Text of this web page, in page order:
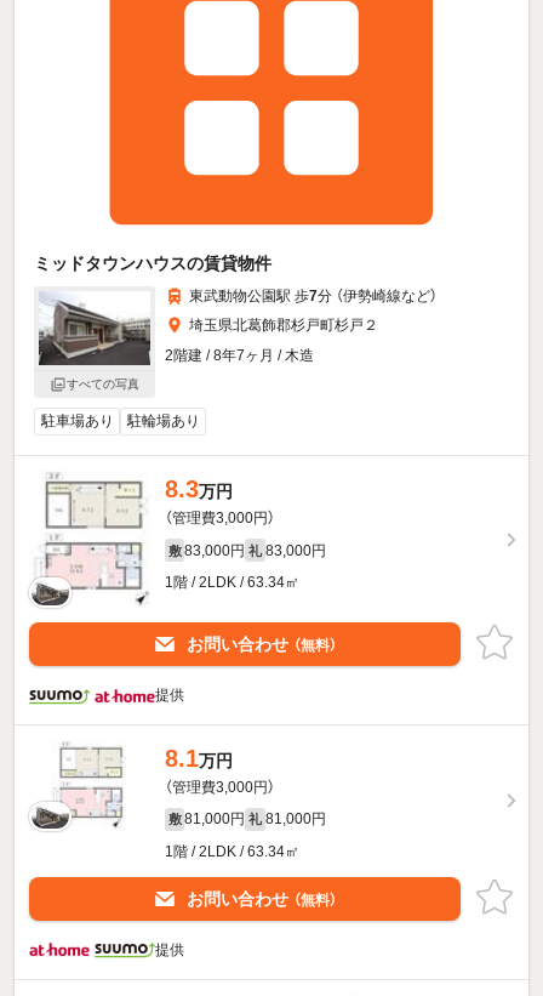
ミッドタウンハウスの賃貸物件
すべての写真
東武動物公園駅 歩7分 （伊勢崎線など）
埼玉県北葛飾郡杉戸町杉戸２
2階建 / 8年7ヶ月 / 木造
駐車場あり 駐輪場あり
8.3万円
（管理費3,000円）
敷 83,000円 礼 83,000円
1階 / 2LDK / 63.34㎡
お問い合わせ （無料）
提供
8.1万円
（管理費3,000円）
敷 81,000円 礼 81,000円
1階 / 2LDK / 63.34㎡
お問い合わせ （無料）
提供